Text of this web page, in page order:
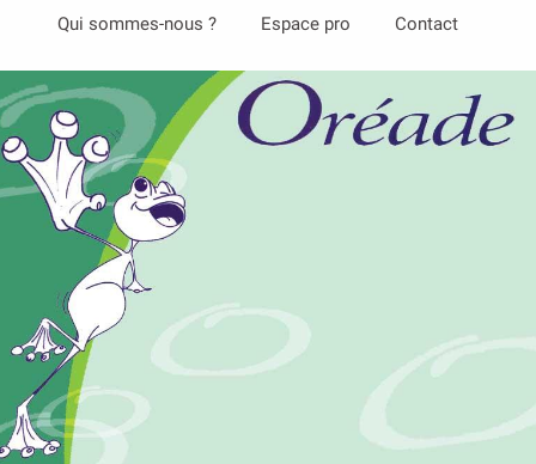
contenu
principal
Qui sommes-nous ? Espace pro Contact